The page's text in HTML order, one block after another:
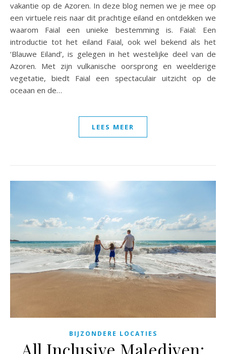
vakantie op de Azoren. In deze blog nemen we je mee op
een virtuele reis naar dit prachtige eiland en ontdekken we
waarom Faial een unieke bestemming is. Faial: Een
introductie tot het eiland Faial, ook wel bekend als het
‘Blauwe Eiland’, is gelegen in het westelijke deel van de
Azoren. Met zijn vulkanische oorsprong en weelderige
vegetatie, biedt Faial een spectaculair uitzicht op de
oceaan en de…
LEES MEER
BIJZONDERE LOCATIES